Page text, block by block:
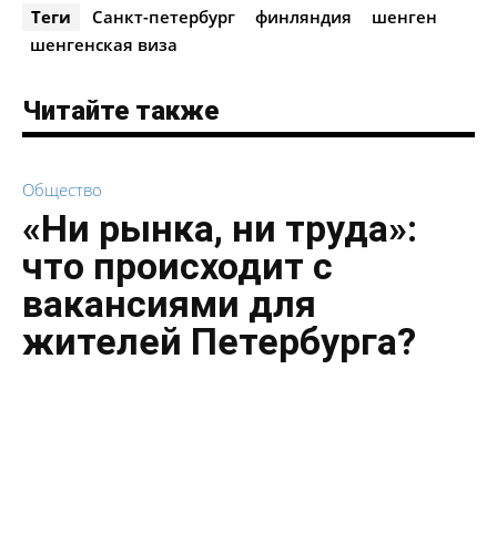
Теги Санкт-петербург финляндия
шенген
шенгенская виза
Читайте также
Общество
«Ни рынка, ни труда»:
что происходит с
вакансиями для
жителей Петербурга?